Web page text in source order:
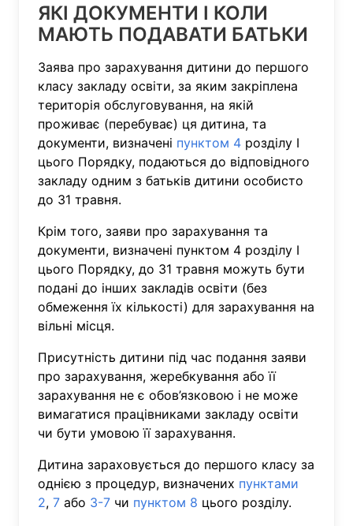
ЯКІ ДОКУМЕНТИ І КОЛИ
МАЮТЬ ПОДАВАТИ БАТЬКИ
Заява про зарахування дитини до першого
класу закладу освіти, за яким закріплена
територія обслуговування, на якій
проживає (перебуває) ця дитина, та
документи, визначені пунктом 4 розділу І
цього Порядку, подаються до відповідного
закладу одним з батьків дитини особисто
до 31 травня.
Крім того, заяви про зарахування та
документи, визначені пунктом 4 розділу І
цього Порядку, до 31 травня можуть бути
подані до інших закладів освіти (без
обмеження їх кількості) для зарахування на
вільні місця.
Присутність дитини під час подання заяви
про зарахування, жеребкування або її
зарахування не є обов’язковою і не може
вимагатися працівниками закладу освіти
чи бути умовою її зарахування.
Дитина зараховується до першого класу за
однією з процедур, визначених пунктами
2, 7 або 3-7 чи пунктом 8 цього розділу.